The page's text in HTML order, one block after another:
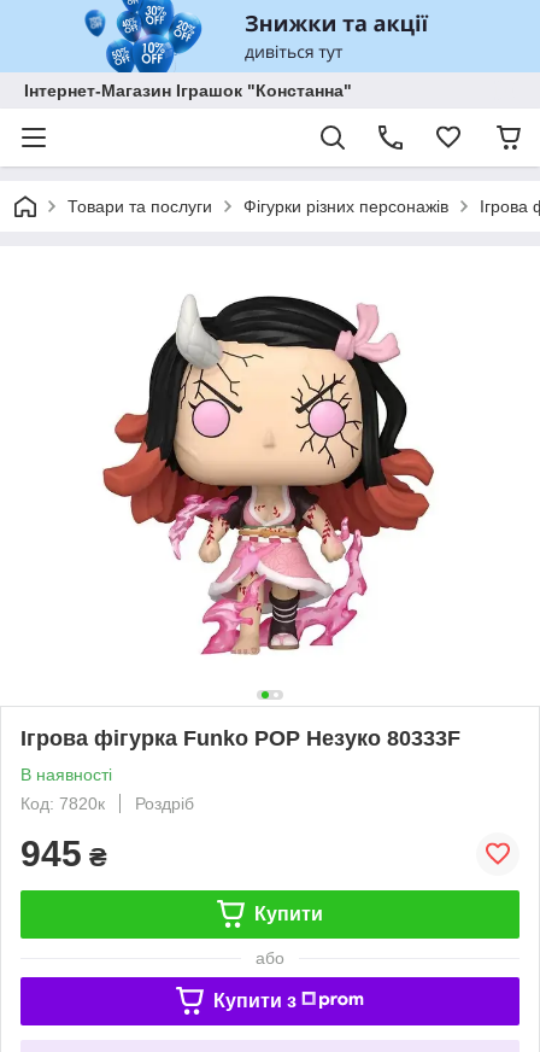
Інтернет-Магазин Іграшок "Констанна"
Товари та послуги Фігурки різних персонажів Ігрова
Ігрова фігурка Funko POP Незуко 80333F
В наявності
Код: 7820к
Роздріб
945 ₴
Купити
або
Купити з